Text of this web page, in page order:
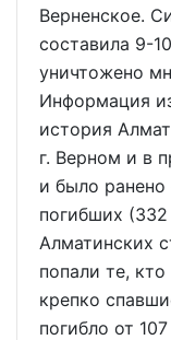
Верненское.
составила 9-
уничтожено
Информация
история
г. Верном и в
и было ранено
погибших (332
Алматинских
попали те,
крепко
погибло от